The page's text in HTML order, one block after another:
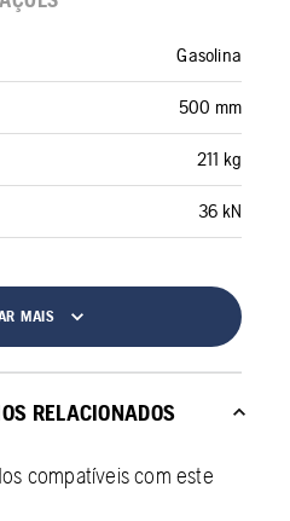
Gasolina
500 mm
211 kg
36 kN
MAIS
RELACIONADOS
compatíveis com este